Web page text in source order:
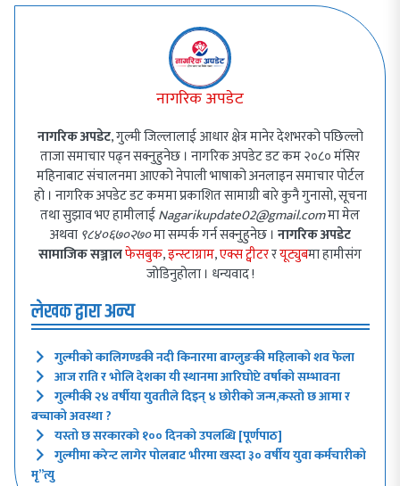
नागरिक अपडेट
नागरिक अपडेट, गुल्मी जिल्लालाई आधार क्षेत्र मानेर देशभरको पछिल्लो
ताजा समाचार पढ्न सक्नुहुनेछ । नागरिक अपडेट डट कम २०८० मंसिर
महिनाबाट संचालनमा आएको नेपाली भाषाको अनलाइन समाचार पोर्टल
हो । नागरिक अपडेट डट कममा प्रकाशित सामाग्री बारे कुनै गुनासो, सूचना
तथा सुझाव भए हामीलाईNagarikupdate02@gmail.comमा मेल
अथवा ९८४०६७०२७०मा सम्पर्क गर्न सक्नुहुनेछ । नागरिक अपडेट
सामाजिक सञ्जालफेसबुक,इन्स्टाग्राम,एक्स ट्वीटररयूट्युबमा हामीसंग
जोडिनुहोला । धन्यवाद !
लेखक द्वारा अन्य
गुल्मीको कालिगण्डकी नदी किनारमा बाग्लुङकी महिलाको शव फेला
आज राति र भोलि देशका यी स्थानमा आरिघोप्टे वर्षाको सम्भावना
गुल्मीकी २४ वर्षीया युवतीले दिइन् ४ छोरीको जन्म,कस्तो छ आमा र
बच्चाको अवस्था ?
यस्तो छ सरकारको १०० दिनको उपलब्धि [पूर्णपाठ]
गुल्मीमा करेन्ट लागेर पोलबाट भीरमा खस्दा ३० वर्षीय युवा कर्मचारीको
मृ”त्यु